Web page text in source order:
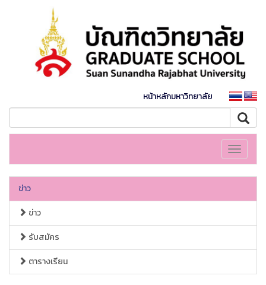
หน้าหลักมหาวิทยาลัย
Toggle
ข่าว
ข่าว
รับสมัคร
ตารางเรียน